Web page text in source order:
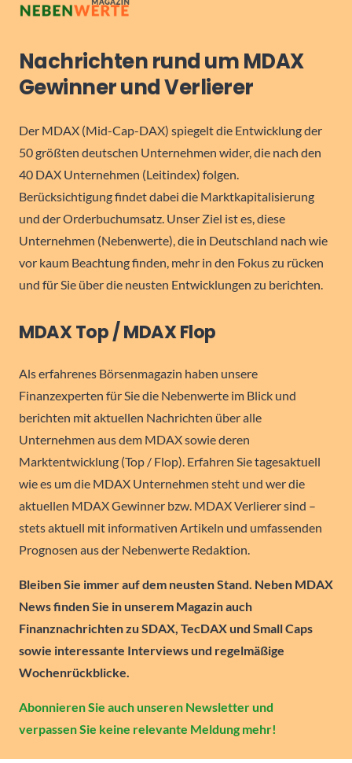
Nachrichten rund um MDAX
Gewinner und Verlierer
Der MDAX (Mid-Cap-DAX) spiegelt die Entwicklung der
50 größten deutschen Unternehmen wider, die nach den
40 DAX Unternehmen (Leitindex) folgen.
Berücksichtigung findet dabei die Marktkapitalisierung
und der Orderbuchumsatz. Unser Ziel ist es, diese
Unternehmen (Nebenwerte), die in Deutschland nach wie
vor kaum Beachtung finden, mehr in den Fokus zu rücken
und für Sie über die neusten Entwicklungen zu berichten.
MDAX Top / MDAX Flop
Als erfahrenes Börsenmagazin haben unsere
Finanzexperten für Sie die Nebenwerte im Blick und
berichten mit aktuellen Nachrichten über alle
Unternehmen aus dem MDAX sowie deren
Marktentwicklung (Top / Flop). Erfahren Sie tagesaktuell
wie es um die MDAX Unternehmen steht und wer die
aktuellen MDAX Gewinner bzw. MDAX Verlierer sind –
stets aktuell mit informativen Artikeln und umfassenden
Prognosen aus der Nebenwerte Redaktion.
Bleiben Sie immer auf dem neusten Stand. Neben MDAX
News finden Sie in unserem Magazin auch
Finanznachrichten zu SDAX, TecDAX und Small Caps
sowie interessante Interviews und regelmäßige
Wochenrückblicke.
Abonnieren Sie auch unseren Newsletter und
verpassen Sie keine relevante Meldung mehr!